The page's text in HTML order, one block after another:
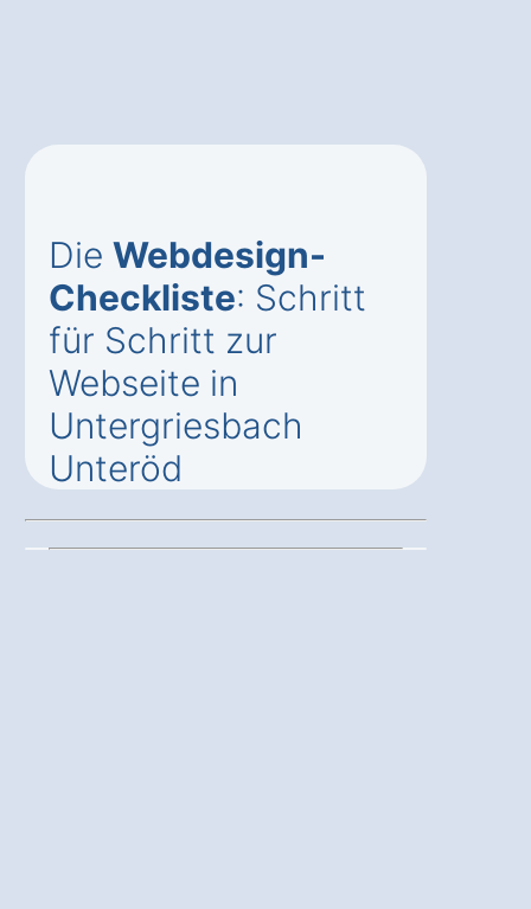
Die Webdesign-
Checkliste: Schritt
für Schritt zur
Webseite in
Untergriesbach
Unteröd